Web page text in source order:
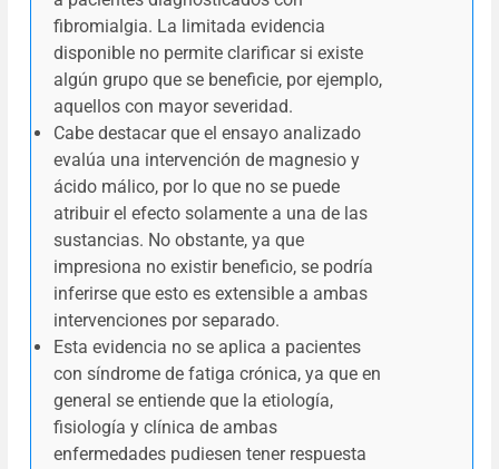
fibromialgia. La limitada evidencia
disponible no permite clarificar si existe
algún grupo que se beneficie, por ejemplo,
aquellos con mayor severidad.
Cabe destacar que el ensayo analizado
evalúa una intervención de magnesio y
ácido málico, por lo que no se puede
atribuir el efecto solamente a una de las
sustancias. No obstante, ya que
impresiona no existir beneficio, se podría
inferirse que esto es extensible a ambas
intervenciones por separado.
Esta evidencia no se aplica a pacientes
con síndrome de fatiga crónica, ya que en
general se entiende que la etiología,
fisiología y clínica de ambas
enfermedades pudiesen tener respuesta